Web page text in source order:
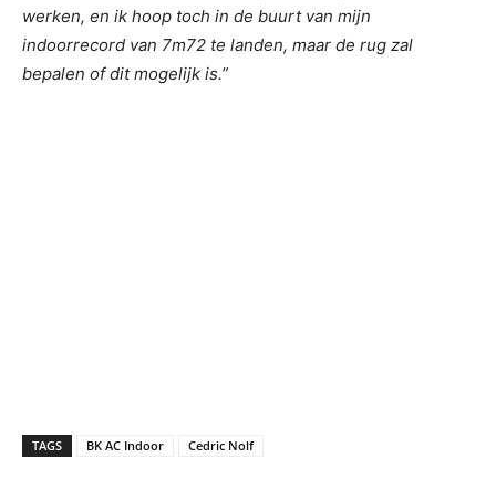
werken, en ik hoop toch in de buurt van mijn
indoorrecord van 7m72 te landen, maar de rug zal
bepalen of dit mogelijk is.”
TAGS BK AC Indoor Cedric Nolf